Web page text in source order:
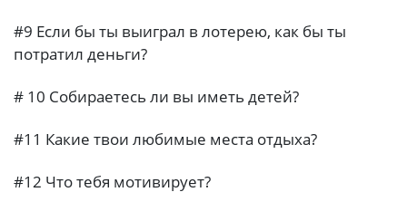
#9 Если бы ты выиграл в лотерею, как бы ты
потратил деньги?
# 10 Собираетесь ли вы иметь детей?
#11 Какие твои любимые места отдыха?
#12 Что тебя мотивирует?